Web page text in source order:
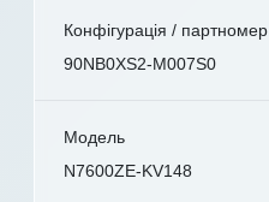
Конфігурація / партномер
90NB0XS2-M007S0
Модель
N7600ZE-KV148